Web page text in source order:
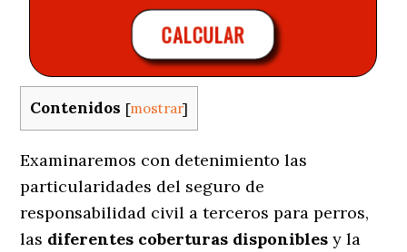
CALCULAR
Contenidos [mostrar]
Examinaremos con detenimiento las
particularidades del seguro de
responsabilidad civil a terceros para perros,
las diferentes coberturas disponibles y la